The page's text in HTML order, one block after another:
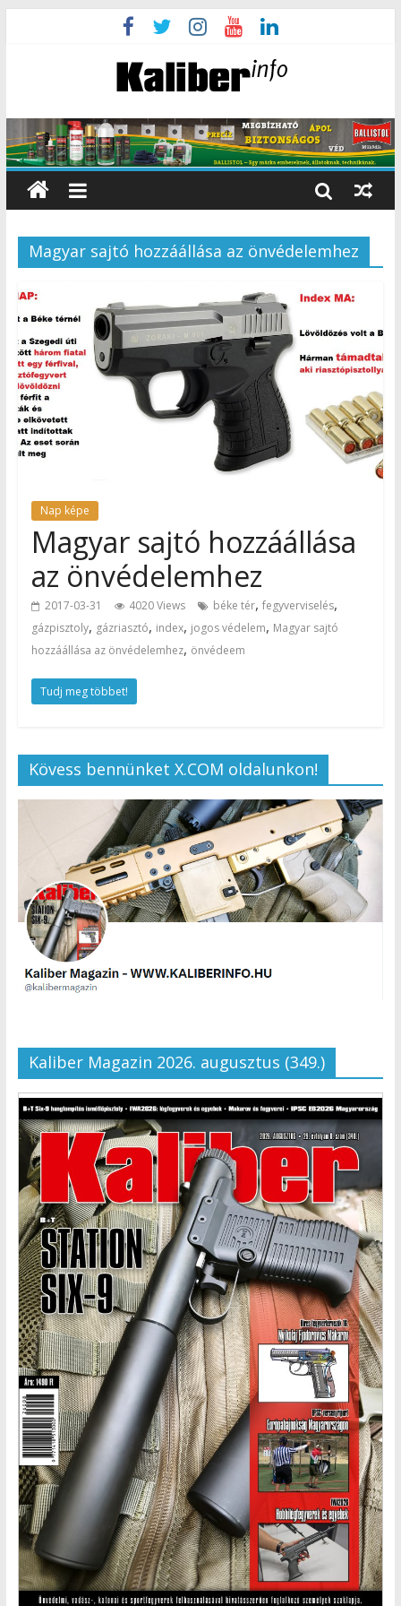
Magyar sajtó hozzáállása az önvédelemhez
Nap képe
Magyar sajtó hozzáállása
az önvédelemhez
2017-03-31 4020 Views béke tér, fegyverviselés,
gázpisztoly, gázriasztó, index, jogos védelem, Magyar sajtó
hozzáállása az önvédelemhez, önvédeem
Tudj meg többet!
Kövess bennünket X.COM oldalunkon!
Kaliber Magazin 2026. augusztus (349.)